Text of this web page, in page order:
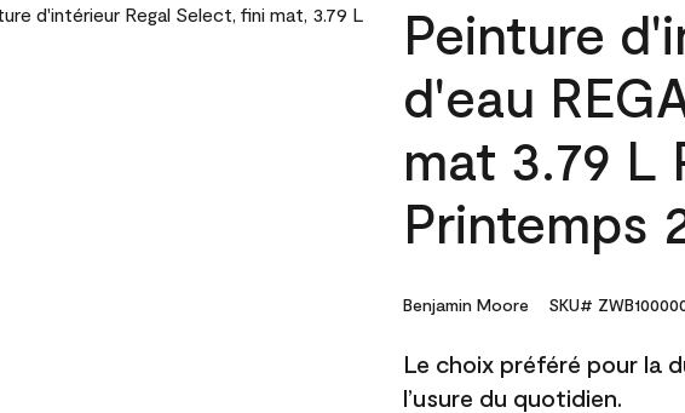
Peinture
d'eau
mat 3.79 L
Printemps
Benjamin Moore SKU#
Le choix préféré pour la
l’usure du quotidien.